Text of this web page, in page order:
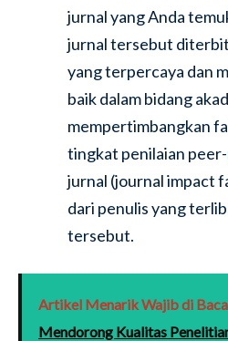
jurnal yang Anda
jurnal tersebut
yang terpercaya dan
baik dalam bidang
mempertimbangkan
tingkat penilaian
jurnal (journal impact
dari penulis yang
tersebut.
Artikel Menarik Wajib di Baca
Mendorong Kualitas